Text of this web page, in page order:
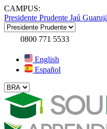
CAMPUS:
Presidente Prudente Jaú
0800 771 5533
English
Español